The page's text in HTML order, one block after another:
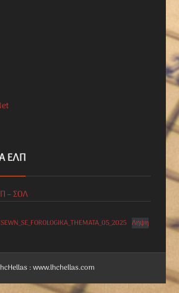
ΕΛΠ
– ΣΟΛ
Λήψη
: www.lhchellas.com